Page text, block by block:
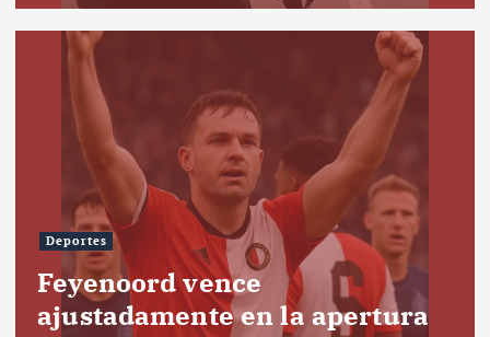
Deportes
Feyenoord vence
ajustadamente en la apertura